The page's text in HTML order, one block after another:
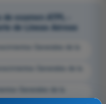
examen ATPL -
de Líneas Aéreas
Generales de la
Generales de la
Generales de la